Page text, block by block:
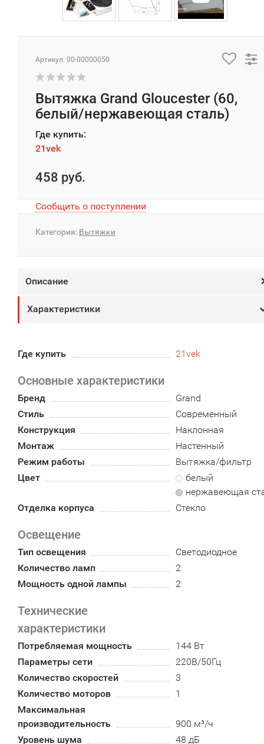
Артикул: 00-00000050
Вытяжка Grand Gloucester (60,
белый/нержавеющая сталь)
Где купить:
21vek
458 руб.
Сообщить о поступлении
Категория: Вытяжки
Описание
Характеристики
Где купить 21vek
Основные характеристики
Бренд
Grand
Стиль
Современный
Конструкция
Наклонная
Монтаж
Настенный
Режим работы
Вытяжка/фильтр
Цвет
белый
нержавеющая
Отделка корпуса
Стекло
Освещение
Тип освещения
Светодиодное
Количество ламп
2
Мощность одной лампы
2
Технические
характеристики
Потребляемая мощность
144 Вт
Параметры сети
220В/50Гц
Количество скоростей
3
Количество моторов
1
Максимальная
производительность
900 м³/ч
Уровень шума
48 дБ